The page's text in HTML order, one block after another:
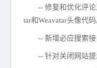
-- 修复和优化评
tar和Weavatar头像代码
-- 新增必应搜索接
-- 针对关闭网站